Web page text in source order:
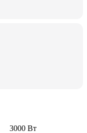
3000 Вт